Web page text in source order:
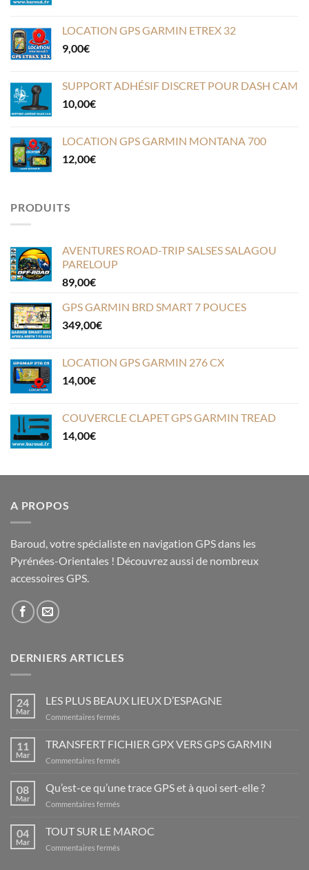
LOCATION GPS GARMIN ETREX 32
9,00€
SUPPORT ADHÉSIF DISCRET POUR DASH CAM
10,00€
LOCATION GPS GARMIN MONTANA 700
12,00€
PRODUITS
AVENTURES ROAD-TRIP SALSES SALAGOU
PARELOUP
89,00€
GPS GARMIN BRD SMART 7 POUCES
349,00€
LOCATION GPS GARMIN 276 CX
14,00€
COUVERCLE CLAPET GPS GARMIN TREAD
14,00€
A PROPOS
Baroud, votre spécialiste en navigation GPS dans les
Pyrénées-Orientales ! Découvrez aussi de nombreux
accessoires GPS.
DERNIERS ARTICLES
24
Mar
LES PLUS BEAUX LIEUX D’ESPAGNE
Commentaires fermés
PLUS
BEAUX
11
Mar
TRANSFERT FICHIER GPX VERS GPS GARMIN
Commentaires fermés
FICHIER
GPX
GARMIN
08
Mar
Qu’est-ce qu’une trace GPS et à quoi sert-elle ?
Commentaires fermés
ce
qu’une
04
Mar
TOUT SUR LE MAROC
Commentaires fermés